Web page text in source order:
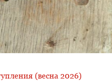
(весна 2026)